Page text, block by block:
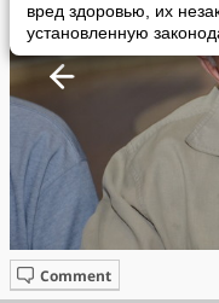
вред здоровью, их
установленную
Comment